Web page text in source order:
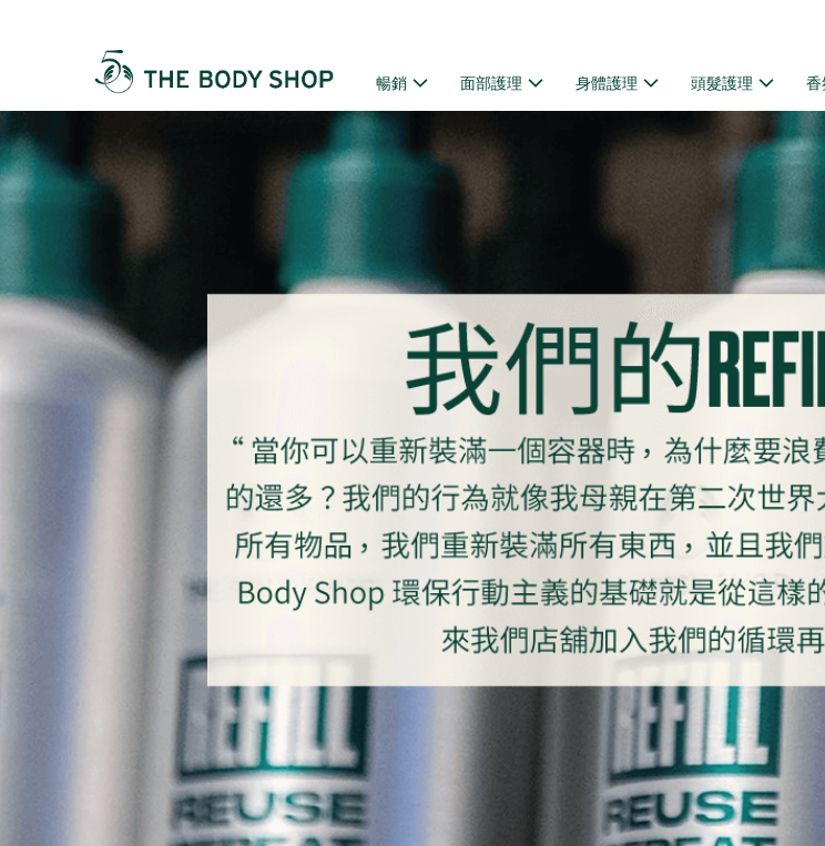
暢銷 面部護理 身體護理 頭髮護理 香